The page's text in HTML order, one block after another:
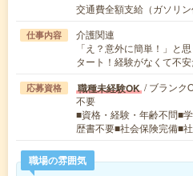
交通費全額支給（ガソリン
仕事内容
介護関連
「え？意外に簡単！」と
タート！経験がなくて不
応募資格 職種未経験OK / ブランク
不要
■資格・経験・年齢不問■
歴書不要■社会保険完備■
職場の雰囲気